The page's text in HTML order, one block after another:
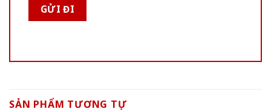
SẢN PHẨM TƯƠNG TỰ